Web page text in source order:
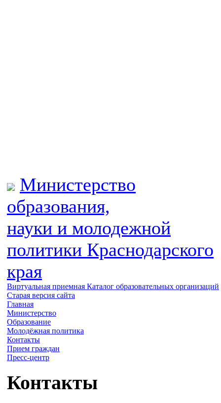
Министерство
образования,
науки и молодежной
политики Краснодарского
края
Виртуальная приемная Каталог образовательных организаций
Старая версия сайта
Главная
Министерство
Образование
Молодёжная политика
Контакты
Прием граждан
Пресс-центр
Контакты